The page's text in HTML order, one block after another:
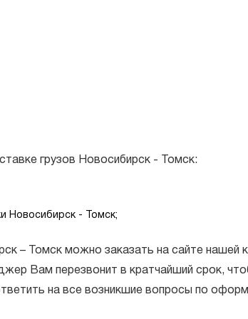
грузов Новосибирск - Томск:
Новосибирск - Томск;
– Томск можно заказать на сайте нашей
Вам перезвонит в кратчайший срок,
на все возникшие вопросы по